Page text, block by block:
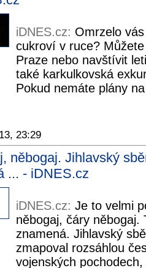
iDNES.cz: Omrzelo
cukroví v ruce?
Praze nebo navštívit
také karkulkovská
Pokud nemáte plány
23:29
něbogaj. Jihlavský
... - iDNES.cz
iDNES.cz: Je to velmi
něbogaj, čáry
znamená. Jihlavský
zmapoval rozsáhlou
vojenských